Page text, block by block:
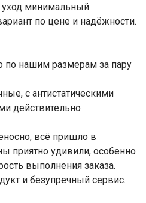
минимальный.
по цене и надёжности.
по нашим размерам за пару
с антистатическими
действительно
всё пришло в
приятно удивили, особенно
выполнения заказа.
и безупречный сервис.